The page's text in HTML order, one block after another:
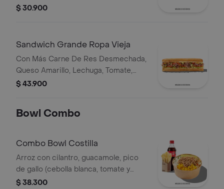
Pimentón, Apio, Mostaza, Salsa Bbq,
$ 30.900
Sandwich Grande Ropa Vieja
Con Más Carne De Res Desmechada,
Queso Amarillo, Lechuga, Tomate,
Pimentón, Apio, Mostaza, Salsa Bbq,
$ 43.900
Bowl Combo
Combo Bowl Costilla
Arroz con cilantro, guacamole, pico
de gallo (cebolla blanca, tomate y
cilantro), piña calada asada y costilla
$ 38.300